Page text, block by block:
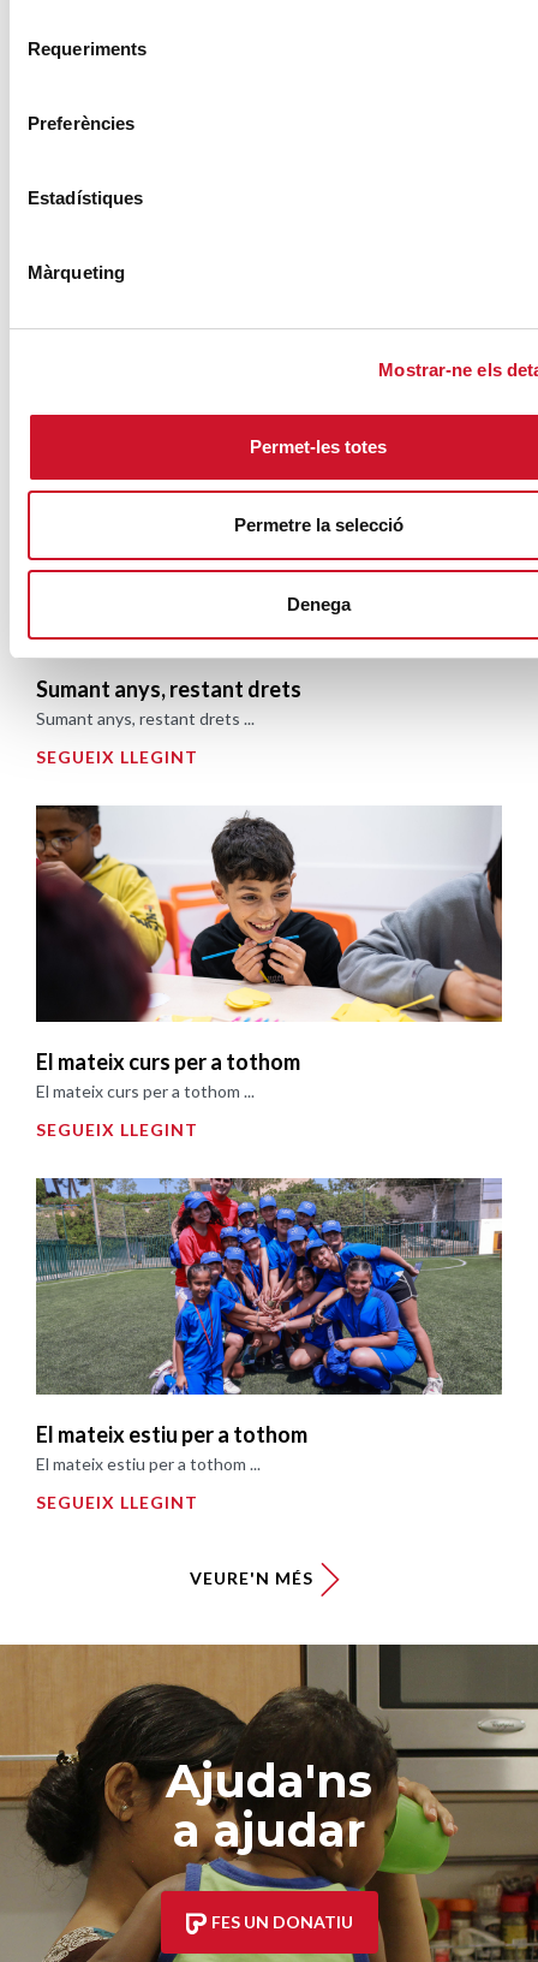
Requeriments
Preferències
Estadístiques
Màrqueting
Mostrar-ne els
Permet-les totes
Permetre la selecció
Denega
SEGUEIX LLEGINT
El voluntariat, una oportunitat per fer
Campanyes solidàries
Sumant anys, restant drets
Sumant anys, restant drets ...
SEGUEIX LLEGINT
El mateix curs per a tothom
El mateix curs per a tothom ...
SEGUEIX LLEGINT
El mateix estiu per a tothom
El mateix estiu per a tothom ...
SEGUEIX LLEGINT
VEURE'N MÉS
Ajuda'ns
a ajudar
FES UN DONATIU